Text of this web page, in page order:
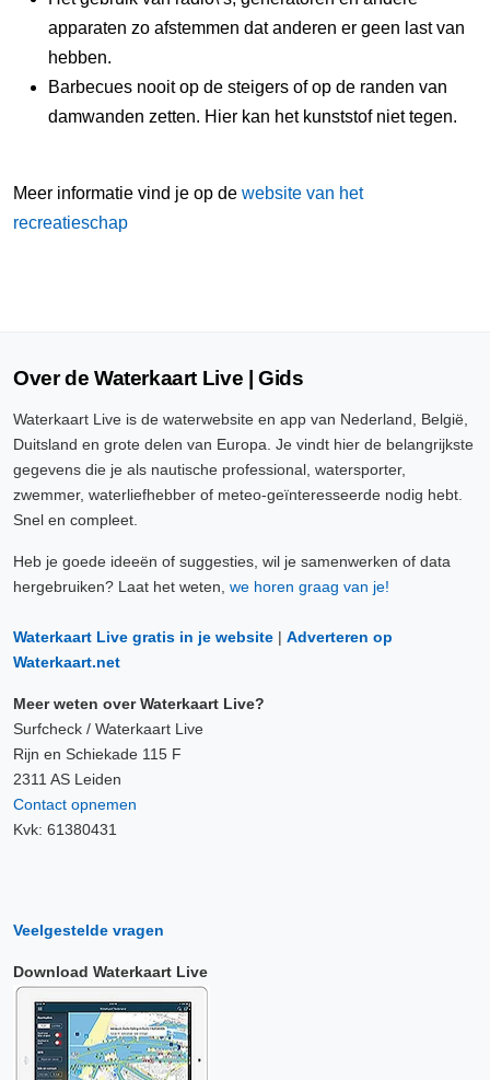
apparaten zo afstemmen dat anderen er geen last van
hebben.
Barbecues nooit op de steigers of op de randen van
damwanden zetten. Hier kan het kunststof niet tegen.
Meer informatie vind je op de website van het
recreatieschap
Over de Waterkaart Live | Gids
Waterkaart Live is de waterwebsite en app van Nederland, België,
Duitsland en grote delen van Europa. Je vindt hier de belangrijkste
gegevens die je als nautische professional, watersporter,
zwemmer, waterliefhebber of meteo-geïnteresseerde nodig hebt.
Snel en compleet.
Heb je goede ideeën of suggesties, wil je samenwerken of data
hergebruiken? Laat het weten, we horen graag van je!
Waterkaart Live gratis in je website | Adverteren op
Waterkaart.net
Meer weten over Waterkaart Live?
Surfcheck / Waterkaart Live
Rijn en Schiekade 115 F
2311 AS Leiden
Contact opnemen
Kvk: 61380431
Veelgestelde vragen
Download Waterkaart Live